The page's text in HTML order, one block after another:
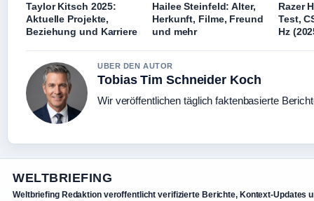
Taylor Kitsch 2025:
Aktuelle Projekte,
Beziehung und Karriere
Hailee Steinfeld: Alter,
Herkunft, Filme, Freund
und mehr
Razer
Test,
Hz
UBER DEN AUTOR
Tobias Tim Schneider Koch
Wir veröffentlichen täglich faktenbasierte
WELTBRIEFING
Weltbriefing Redaktion veroffentlicht verifizierte Berichte, Kontext-Updates